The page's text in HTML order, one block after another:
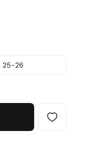
25-26